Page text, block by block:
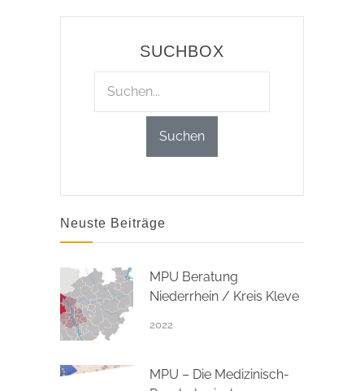
SUCHBOX
Neuste Beiträge
MPU Beratung
Niederrhein / Kreis Kleve
2022
MPU – Die Medizinisch-